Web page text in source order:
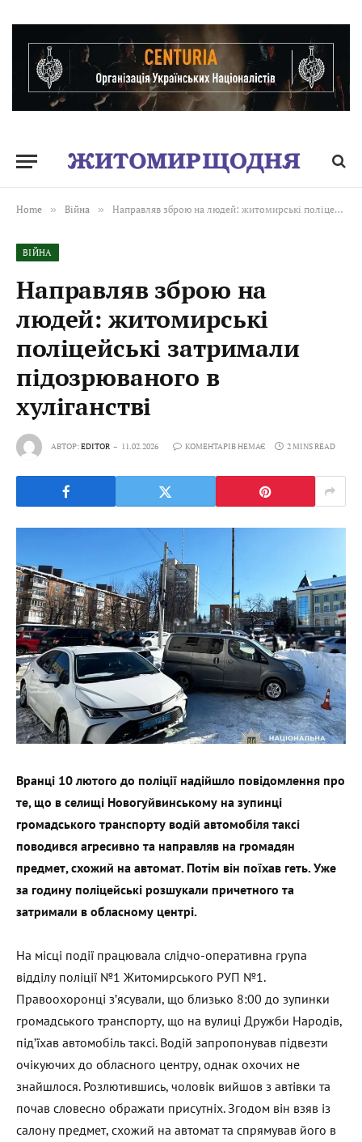
Home » Війна » Направляв зброю на людей: житомирські поліцейські затримали підозрюваного в хуліганстві
ВІЙНА
Направляв зброю на
людей: житомирські
поліцейські затримали
підозрюваного в
хуліганстві
АВТОР:EDITOR 11.02.2026 КОМЕНТАРІВ НЕМАЄ 2 MINS READ
Вранці 10 лютого до поліції надійшло повідомлення про
те, що в селищі Новогуйвинському на зупинці
громадського транспорту водій автомобіля таксі
поводився агресивно та направляв на громадян
предмет, схожий на автомат. Потім він поїхав геть. Уже
за годину поліцейські розшукали причетного та
затримали в обласному центрі.
На місці події працювала слідчо-оперативна група
відділу поліції №1 Житомирського РУП №1.
Правоохоронці з’ясували, що близько 8:00 до зупинки
громадського транспорту, що на вулиці Дружби Народів,
під’їхав автомобіль таксі. Водій запропонував підвезти
очікуючих до обласного центру, однак охочих не
знайшлося. Розлютившись, чоловік вийшов з автівки та
почав словесно ображати присутніх. Згодом він взяв із
салону предмет, схожий на автомат та спрямував його в